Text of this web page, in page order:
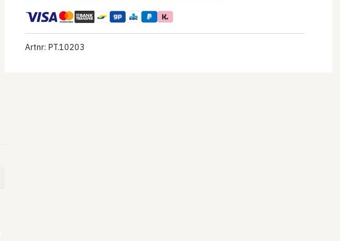
Artnr: PT.10203